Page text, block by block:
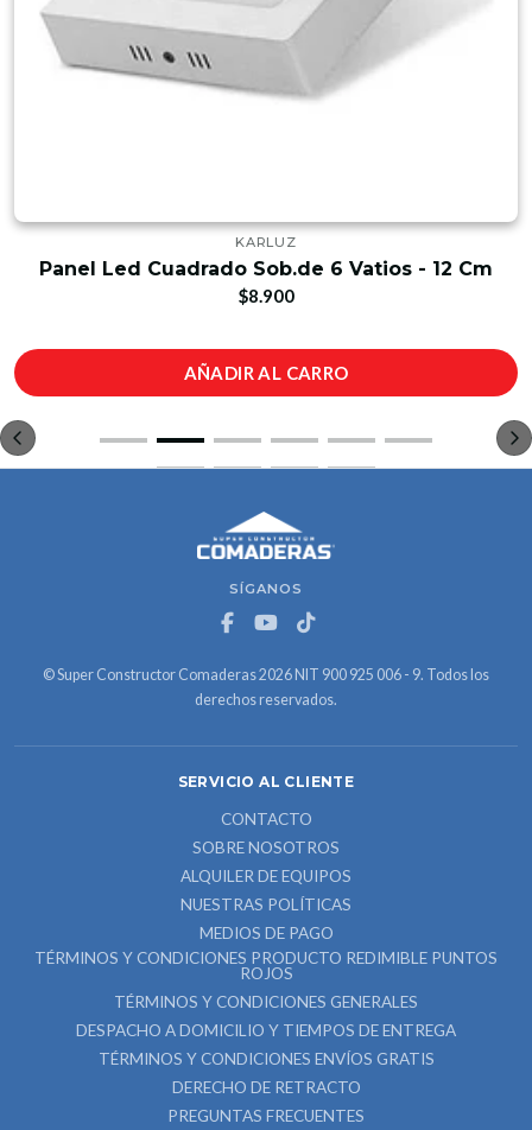
KARLUZ
Panel Led Cuadrado Sob.de 6 Vatios - 12 Cm
$8.900
AÑADIR AL CARRO
SÍGANOS
© Super Constructor Comaderas 2026 NIT 900 925 006 - 9. Todos los
derechos reservados.
SERVICIO AL CLIENTE
CONTACTO
SOBRE NOSOTROS
ALQUILER DE EQUIPOS
NUESTRAS POLÍTICAS
MEDIOS DE PAGO
TÉRMINOS Y CONDICIONES PRODUCTO REDIMIBLE PUNTOS
ROJOS
TÉRMINOS Y CONDICIONES GENERALES
DESPACHO A DOMICILIO Y TIEMPOS DE ENTREGA
TÉRMINOS Y CONDICIONES ENVÍOS GRATIS
DERECHO DE RETRACTO
PREGUNTAS FRECUENTES